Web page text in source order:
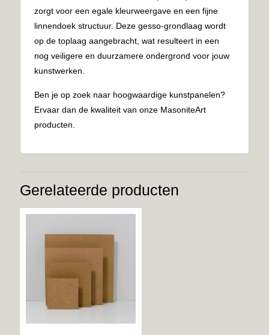
zorgt voor een egale kleurweergave en een fijne
linnendoek structuur. Deze gesso-grondlaag wordt
op de toplaag aangebracht, wat resulteert in een
nog veiligere en duurzamere ondergrond voor jouw
kunstwerken.
Ben je op zoek naar hoogwaardige kunstpanelen?
Ervaar dan de kwaliteit van onze MasoniteArt
producten.
Gerelateerde producten